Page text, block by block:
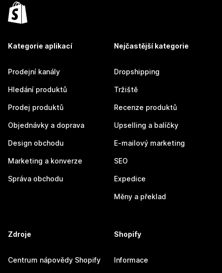
Kategorie aplikací
Prodejní kanály
Hledání produktů
Prodej produktů
Objednávky a doprava
Design obchodu
Marketing a konverze
Správa obchodu
Nejčastější kategorie
Dropshipping
Tržiště
Recenze produktů
Upselling a balíčky
E-mailový marketing
SEO
Expedice
Měny a překlad
Zdroje
Centrum nápovědy Shopify
Shopify
Informace